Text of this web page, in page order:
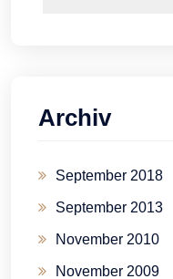
Archiv
September 2018
September 2013
November 2010
November 2009